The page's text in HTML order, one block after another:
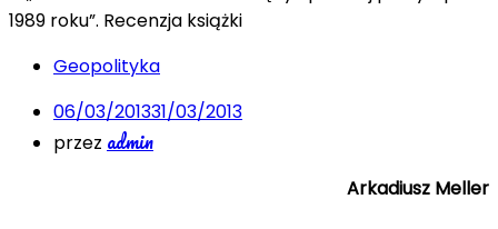
Geopolityka
06/03/201331/03/2013
przez admin
Arkadiusz Meller